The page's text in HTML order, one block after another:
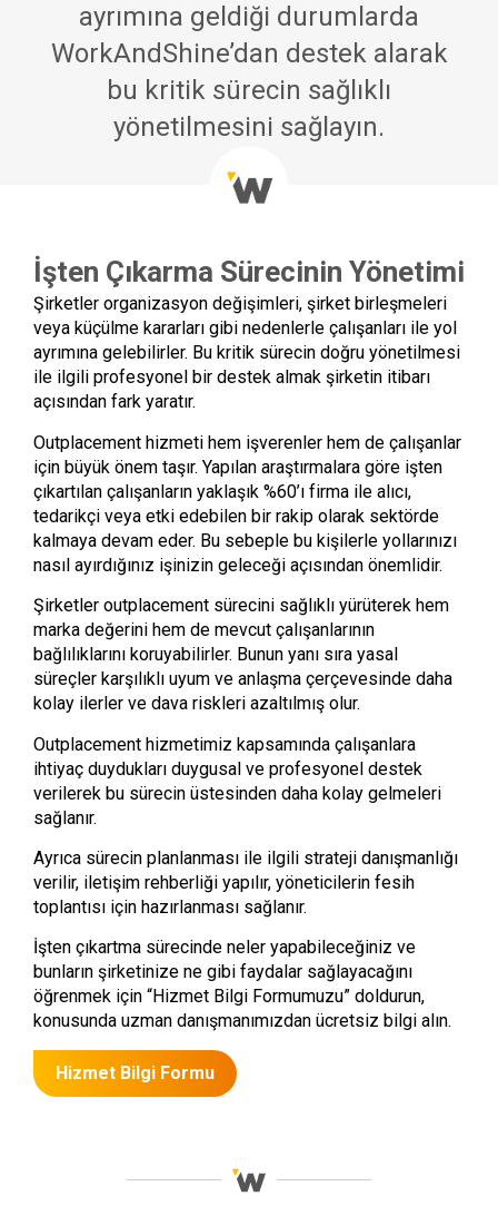
ayrımına geldiği durumlarda
WorkAndShine’dan destek alarak
bu kritik sürecin sağlıklı
yönetilmesini sağlayın.
İşten Çıkarma Sürecinin Yönetimi
Şirketler organizasyon değişimleri, şirket birleşmeleri
veya küçülme kararları gibi nedenlerle çalışanları ile yol
ayrımına gelebilirler. Bu kritik sürecin doğru yönetilmesi
ile ilgili profesyonel bir destek almak şirketin itibarı
açısından fark yaratır.
Outplacement hizmeti hem işverenler hem de çalışanlar
için büyük önem taşır. Yapılan araştırmalara göre işten
çıkartılan çalışanların yaklaşık %60’ı firma ile alıcı,
tedarikçi veya etki edebilen bir rakip olarak sektörde
kalmaya devam eder. Bu sebeple bu kişilerle yollarınızı
nasıl ayırdığınız işinizin geleceği açısından önemlidir.
Şirketler outplacement sürecini sağlıklı yürüterek hem
marka değerini hem de mevcut çalışanlarının
bağlılıklarını koruyabilirler. Bunun yanı sıra yasal
süreçler karşılıklı uyum ve anlaşma çerçevesinde daha
kolay ilerler ve dava riskleri azaltılmış olur.
Outplacement hizmetimiz kapsamında çalışanlara
ihtiyaç duydukları duygusal ve profesyonel destek
verilerek bu sürecin üstesinden daha kolay gelmeleri
sağlanır.
Ayrıca sürecin planlanması ile ilgili strateji danışmanlığı
verilir, iletişim rehberliği yapılır, yöneticilerin fesih
toplantısı için hazırlanması sağlanır.
İşten çıkartma sürecinde neler yapabileceğiniz ve
bunların şirketinize ne gibi faydalar sağlayacağını
öğrenmek için “Hizmet Bilgi Formumuzu” doldurun,
konusunda uzman danışmanımızdan ücretsiz bilgi alın.
Hizmet Bilgi Formu